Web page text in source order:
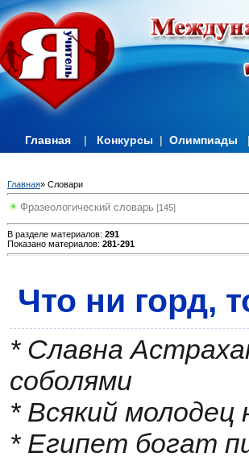
Главная | Конкурсы | Олимпиады |
Главная» Словари
Фразеологический словарь [145]
В разделе материалов: 291
Показано материалов: 281-291
Что ни горд,
* Славна
соболями
* Всякий молодец
* Египет богат